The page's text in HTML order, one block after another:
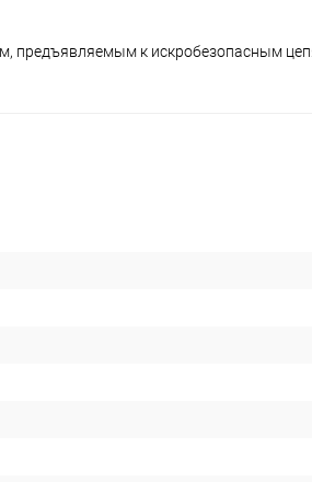
предъявляемым к искробезопасным